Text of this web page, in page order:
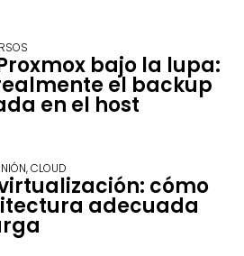
bajo la lupa:
el backup
en el host
,CLOUD
cómo
adecuada